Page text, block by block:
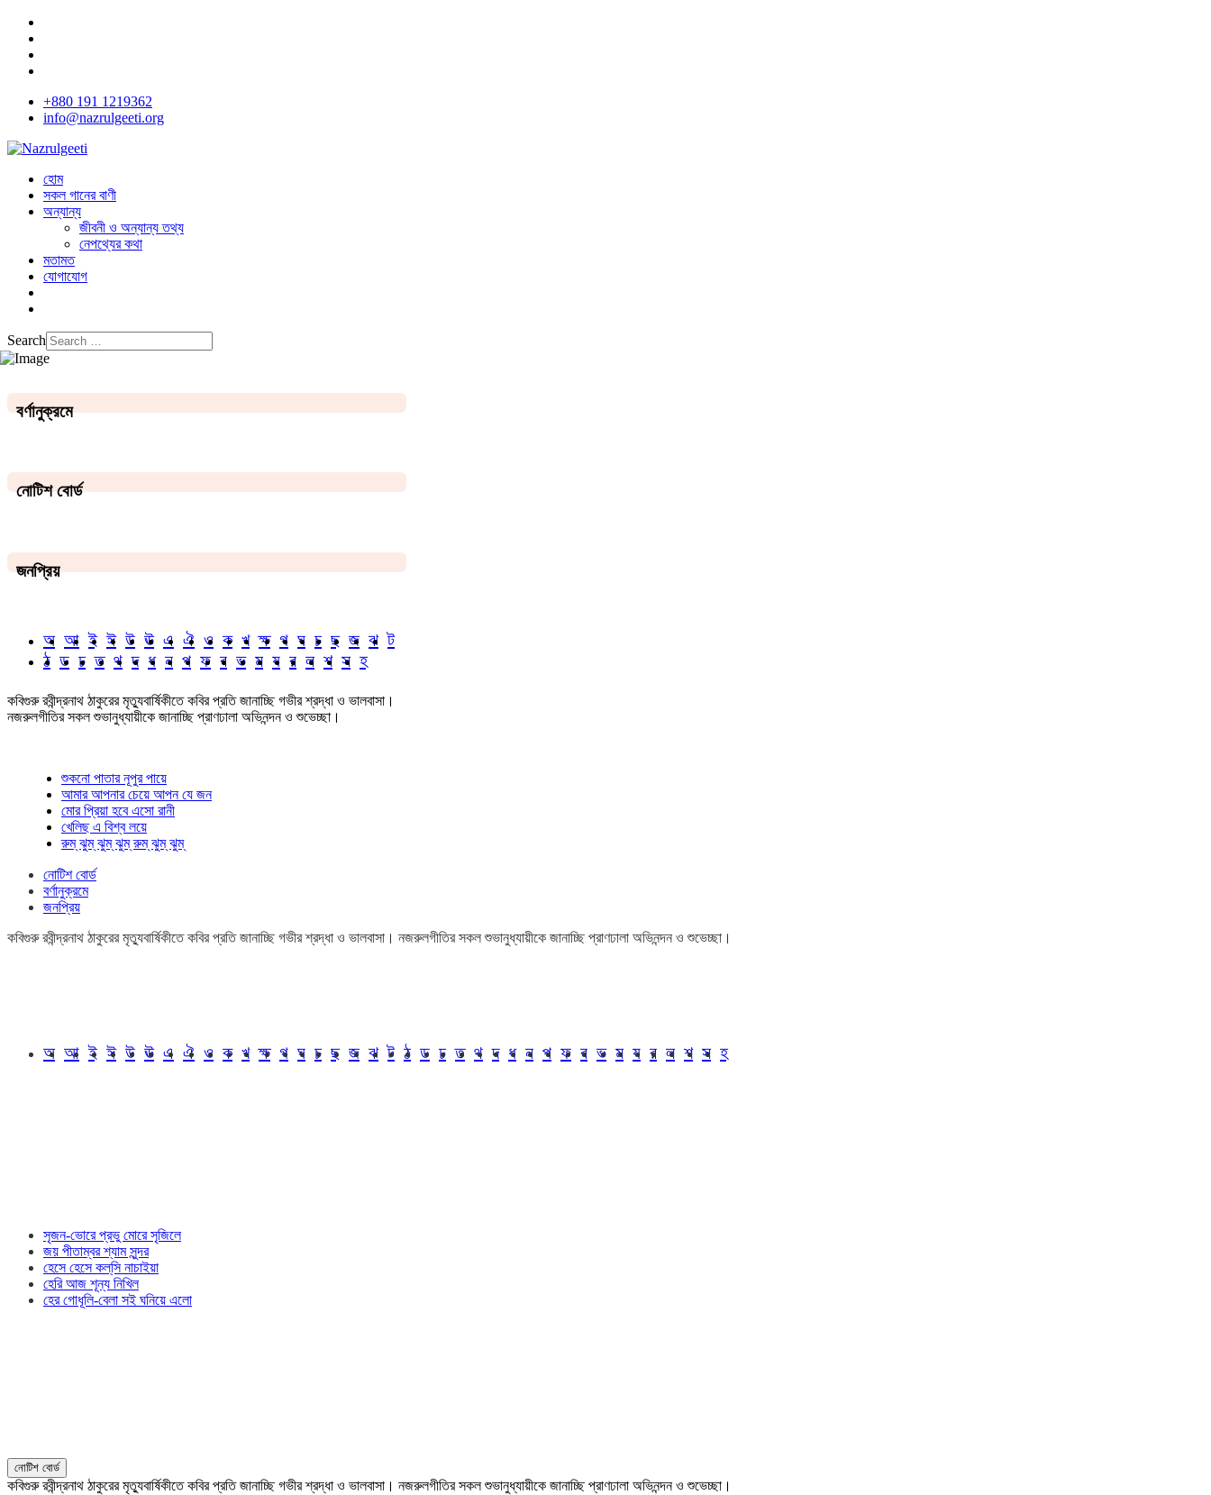
+880 191 1219362
info@nazrulgeeti.org
হোম
সকল গানের বাণী
অন্যান্য
জীবনী ও অন্যান্য তথ্য
নেপথ্যের কথা
মতামত
যোগাযোগ
Search
বর্ণানুক্রমে
নোটিশ বোর্ড
জনপ্রিয়
অ আ ই ঈ উ ঊ এ ঐ ও ক খ ক্ষ গ ঘ চ ছ জ ঝ ট
ঠ ড ঢ ত থ দ ধ ন প ফ ব ভ ম য র ল শ স হ
কবিগুরু রবীন্দ্রনাথ ঠাকুরের মৃত্যুবার্ষিকীতে কবির প্রতি জানাচ্ছি গভীর শ্রদ্ধা ও ভালবাসা।
নজরুলগীতির সকল শুভানুধ্যায়ীকে জানাচ্ছি প্রাণঢালা অভিনন্দন ও শুভেচ্ছা।
শুকনো পাতার নূপুর পায়ে
আমার আপনার চেয়ে আপন যে জন
মোর প্রিয়া হবে এসো রানী
খেলিছ এ বিশ্ব লয়ে
রুম্ ঝুম্ ঝুম্ ঝুম্ রুম্ ঝুম্ ঝুম্
নোটিশ বোর্ড
বর্ণানুক্রমে
জনপ্রিয়
কবিগুরু রবীন্দ্রনাথ ঠাকুরের মৃত্যুবার্ষিকীতে কবির প্রতি জানাচ্ছি গভীর শ্রদ্ধা ও ভালবাসা। নজরুলগীতির সকল শুভানুধ্যায়ীকে জানাচ্ছি প্রাণঢালা অভিনন্দন ও শুভেচ্ছা।
অ আ ই ঈ উ ঊ এ ঐ ও ক খ ক্ষ গ ঘ চ ছ জ ঝ ট ঠ ড ঢ ত থ দ ধ ন প ফ ব ভ ম য র ল শ স হ
সৃজন-ভোরে প্রভু মোরে সৃজিলে
জয় পীতাম্বর শ্যাম সুন্দর
হেসে হেসে কল্‌সি নাচাইয়া
হেরি আজ শূন্য নিখিল
হের গোধূলি-বেলা সই ঘনিয়ে এলো
নোটিশ বোর্ড
কবিগুরু রবীন্দ্রনাথ ঠাকুরের মৃত্যুবার্ষিকীতে কবির প্রতি জানাচ্ছি গভীর শ্রদ্ধা ও ভালবাসা। নজরুলগীতির সকল শুভানুধ্যায়ীকে জানাচ্ছি প্রাণঢালা অভিনন্দন ও শুভেচ্ছা।